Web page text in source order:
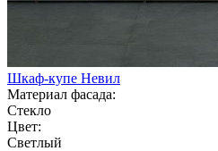
Шкаф-купе Невил
Материал фасада:
Стекло
Цвет:
Светлый